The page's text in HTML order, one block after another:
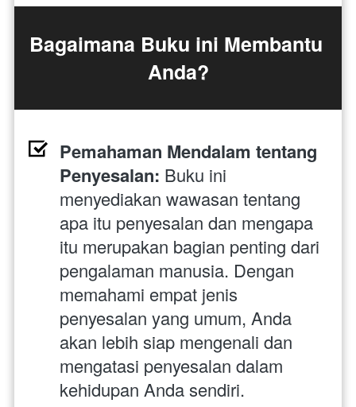
Bagaimana Buku ini Membantu
Anda?
Pemahaman Mendalam tentang
Penyesalan: Buku ini
menyediakan wawasan tentang
apa itu penyesalan dan mengapa
itu merupakan bagian penting dari
pengalaman manusia. Dengan
memahami empat jenis
penyesalan yang umum, Anda
akan lebih siap mengenali dan
mengatasi penyesalan dalam
kehidupan Anda sendiri.